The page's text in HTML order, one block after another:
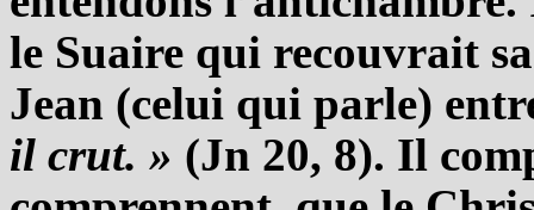
le Suaire qui recouvrait
Jean (celui qui parle)
il crut. » (Jn 20, 8). Il